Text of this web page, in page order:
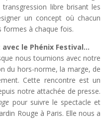
libre brisant les
un concept où chacun
à chaque fois.
le Phénix Festival…
nous tournions avec notre
du hors-norme, la marge, de
Cette rencontre est un
notre attachée de presse.
pour suivre le spectacle et
Rouge à Paris. Elle nous a